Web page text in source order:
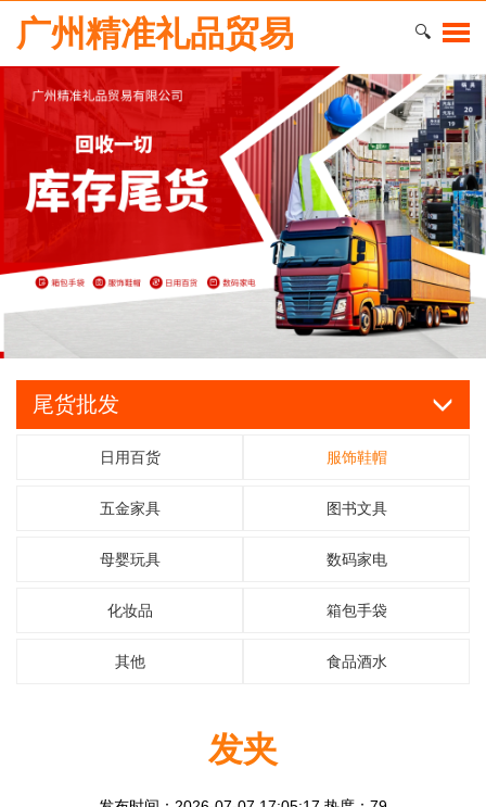
🔍
广州精准礼品贸易
尾货批发
日用百货 服饰鞋帽
五金家具 图书文具
母婴玩具 数码家电
化妆品 箱包手袋
其他 食品酒水
发夹